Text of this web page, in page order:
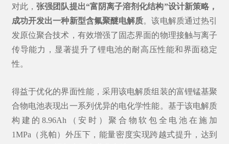
对此，张强团队提出“富阴离子溶剂化结构”设计新策略，
成功开发出一种新型含氟聚醚电解质。该电解质通过热引
发原位聚合技术，有效增强了固态界面的物理接触与离子
传导能力，显著提升了锂电池的耐高压性能和界面稳定
性。
得益于优化的界面性能，采用该电解质组装的富锂锰基聚
合物电池表现出一系列优异的电化学性能。基于该电解质
构建的8.96Ah（安时）聚合物软包全电池在施加
1MPa（兆帕）外压下，能量密度实现跨越式提升，达到